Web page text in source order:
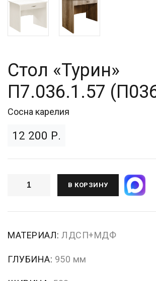
Стол «Турин»
П7.036.1.57
Сосна карелия
12 200 Р.
В КОРЗИНУ
МАТЕРИАЛ: ЛДСП+МДФ
ГЛУБИНА: 950 мм